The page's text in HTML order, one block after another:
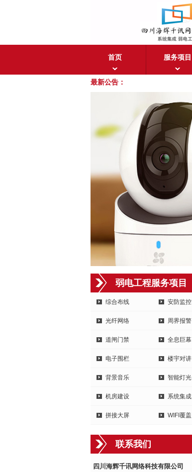
首页 服务项目
最新公告：
弱电工程服务项目
综合布线 安防监控
光纤网络 周界报警
道闸门禁 全息巨幕
电子围栏 楼宇对讲
背景音乐 智能灯光
机房建设 系统集成
拼接大屏 WIFI覆盖
联系我们
四川海辉千讯网络科技有限公司